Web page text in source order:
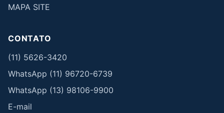
MAPA SITE
CONTATO
(11) 5626-3420
WhatsApp (11) 96720-6739
WhatsApp (13) 98106-9900
E-mail